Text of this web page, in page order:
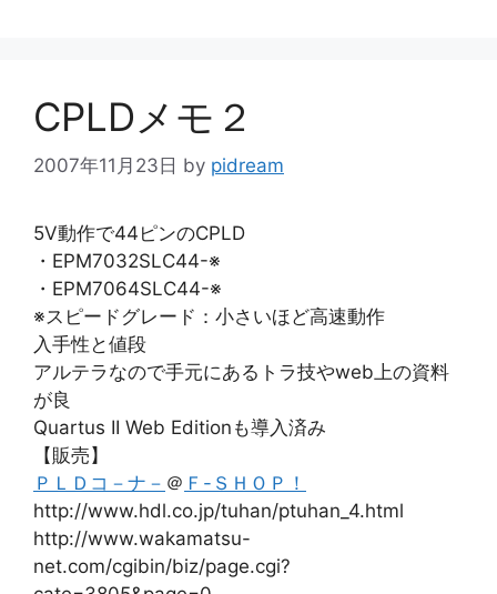
CPLDメモ２
2007年11月23日 by pidream
5V動作で44ピンのCPLD
・EPM7032SLC44-※
・EPM7064SLC44-※
※スピードグレード：小さいほど高速動作
入手性と値段
アルテラなので手元にあるトラ技やweb上の資料
が良
Quartus II Web Editionも導入済み
【販売】
ＰＬＤコ－ナ－ ＠ Ｆ-ＳＨＯＰ！
http://www.hdl.co.jp/tuhan/ptuhan_4.html
http://www.wakamatsu-
net.com/cgibin/biz/page.cgi?